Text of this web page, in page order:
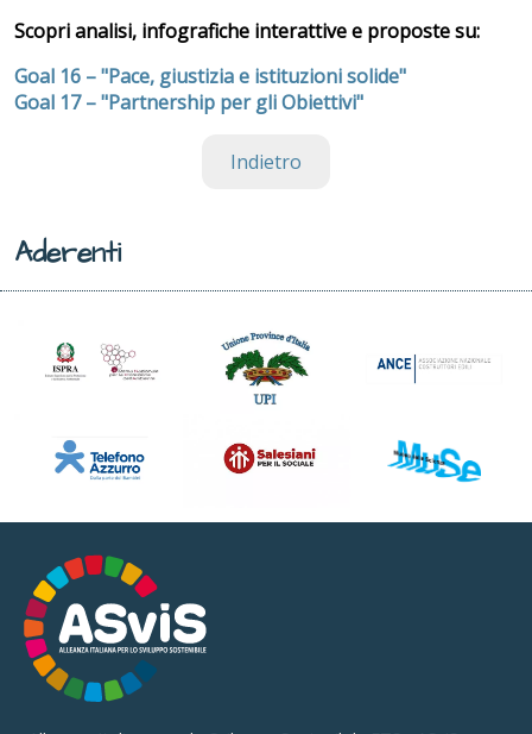
Scopri analisi, infografiche interattive e proposte su:
Goal 16 – "Pace, giustizia e istituzioni solide"
Goal 17 – "Partnership per gli Obiettivi"
Indietro
Aderenti